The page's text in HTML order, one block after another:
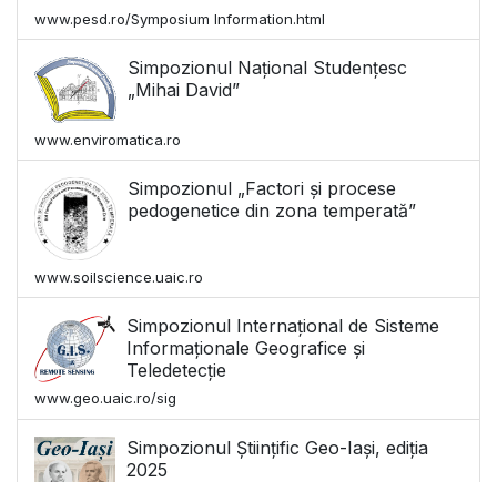
www.pesd.ro/Symposium Information.html
Simpozionul Național Studențesc
„Mihai David”
www.enviromatica.ro
Simpozionul „Factori și procese
pedogenetice din zona temperată”
www.soilscience.uaic.ro
Simpozionul Internațional de Sisteme
Informaționale Geografice și
Teledetecție
www.geo.uaic.ro/sig
Simpozionul Științific Geo-Iași, ediția
2025